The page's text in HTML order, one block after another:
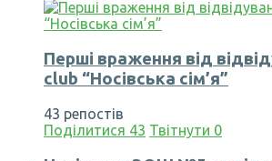
Перші враження від
club “Носівська сім’я”
43 репостів
Поділитися 43 Твітнути 0